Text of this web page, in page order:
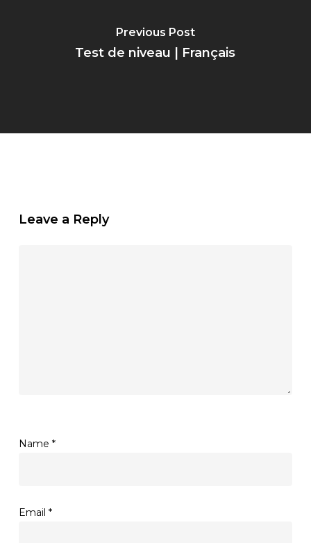
Previous Post
Test de niveau | Français
Leave a Reply
Name *
Email *